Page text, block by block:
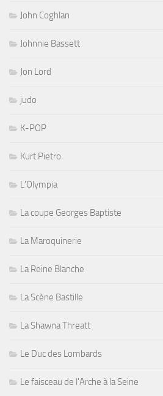
John Coghlan
Johnnie Bassett
Jon Lord
judo
K-POP
Kurt Pietro
L'Olympia
La coupe Georges Baptiste
La Maroquinerie
La Reine Blanche
La Scène Bastille
La Shawna Threatt
Le Duc des Lombards
Le faisceau de l'Arche à la Seine